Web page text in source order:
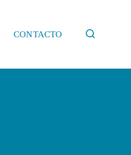
CONTACTO